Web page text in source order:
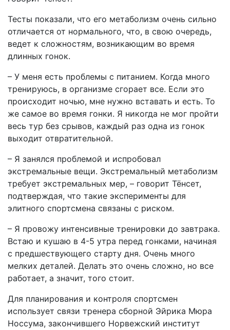
Тесты показали, что его метаболизм очень сильно
отличается от нормального, что, в свою очередь,
ведет к сложностям, возникающим во время
длинных гонок.
– У меня есть проблемы с питанием. Когда много
тренируюсь, в организме сгорает все. Если это
происходит ночью, мне нужно вставать и есть. То
же самое во время гонки. Я никогда не мог пройти
весь тур без срывов, каждый раз одна из гонок
выходит отвратительной.
– Я занялся проблемой и испробовал
экстремальные вещи. Экстремальный метаболизм
требует экстремальных мер, – говорит Тёнсет,
подтверждая, что такие эксперименты для
элитного спортсмена связаны с риском.
– Я провожу интенсивные тренировки до завтрака.
Встаю и кушаю в 4-5 утра перед гонками, начиная
с предшествующего старту дня. Очень много
мелких деталей. Делать это очень сложно, но все
работает, а значит, того стоит.
Для планирования и контроля спортсмен
использует связи тренера сборной Эйрика Мюра
Носсума, закончившего Норвежский институт